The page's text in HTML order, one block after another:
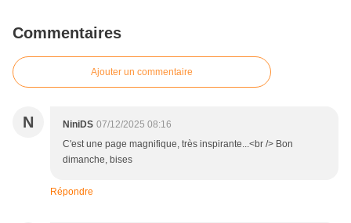
Commentaires
Ajouter un commentaire
N NiniDS 07/12/2025 08:16
C'est une page magnifique, très inspirante...<br /> Bon
dimanche, bises
Répondre